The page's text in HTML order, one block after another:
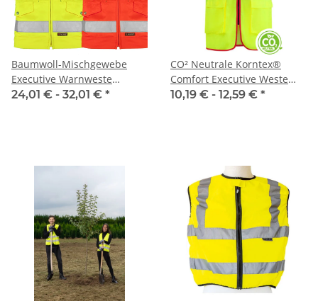
Baumwoll-Mischgewebe
Executive Warnweste
MASTER S-3XL
24,01 € - 32,01 € *
CO² Neutrale Korntex®
Comfort Executive Weste
HAMBURG in 8 Größen
10,19 € - 12,59 € *